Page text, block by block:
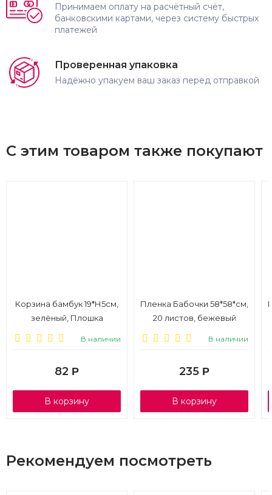
Принимаем оплату на расчётный счёт,
банковскими картами, через систему быстрых
платежей
Проверенная упаковка
Надёжно упакуем ваш заказ перед отправкой
С этим товаром также покупают
Корзина бамбук 19*Н5см,
зелёный, Плошка
В наличии
82 Р
В корзину
Пленка Бабочки 58*58*см,
20 листов, бежевый
В наличии
235 Р
В корзину
Рекомендуем посмотреть